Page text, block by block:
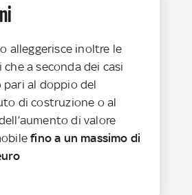
alleggerisce inoltre le
che a seconda dei casi
pari al doppio del
di costruzione o al
di valore
fino a un massimo di